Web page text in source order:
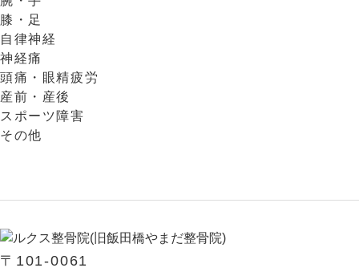
膝・足
自律神経
神経痛
頭痛・眼精疲労
産前・産後
スポーツ障害
その他
〒101-0061